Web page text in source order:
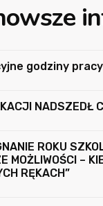
godziny
NADSZEDŁ
ROKU
MOŻLIWOŚCI –
RĘKACH”